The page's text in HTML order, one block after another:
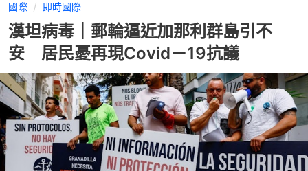
國際 即時國際
漢坦病毒｜郵輪逼近加那利群島引不
安 居民憂再現Covid－19抗議